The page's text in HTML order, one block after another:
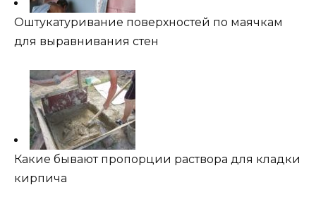
Оштукатуривание поверхностей по маячкам
для выравнивания стен
Какие бывают пропорции раствора для кладки
кирпича